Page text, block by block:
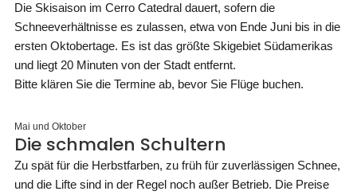
Die Skisaison im Cerro Catedral dauert, sofern die
Schneeverhältnisse es zulassen, etwa von Ende Juni bis in die
ersten Oktobertage. Es ist das größte Skigebiet Südamerikas
und liegt 20 Minuten von der Stadt entfernt.
Bitte klären Sie die Termine ab, bevor Sie Flüge buchen.
Mai und Oktober
Die schmalen Schultern
Zu spät für die Herbstfarben, zu früh für zuverlässigen Schnee,
und die Lifte sind in der Regel noch außer Betrieb. Die Preise